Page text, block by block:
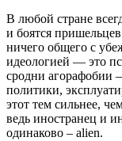
В любой стране
и боятся
ничего общего с
идеологией — это
сродни агорафобии
политики,
этот тем сильнее,
ведь иностранец и
одинаково – alien.